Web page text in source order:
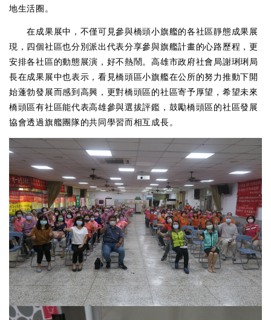
地生活圈。
在成果展中，不僅可見參與橋頭小旗艦的各社區靜態成果展
現，四個社區也分別派出代表分享參與旗艦計畫的心路歷程，更
安排各社區的動態展演，好不熱鬧。高雄市政府社會局謝琍琍局
長在成果展中也表示，看見橋頭區小旗艦在公所的努力推動下開
始蓬勃發展而感到高興，更對橋頭區的社區寄予厚望，希望未來
橋頭區有社區能代表高雄參與選拔評鑑，鼓勵橋頭區的社區發展
協會透過旗艦團隊的共同學習而相互成長。